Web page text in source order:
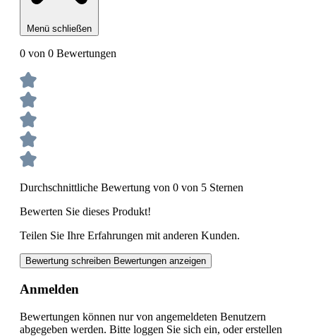
Menü schließen
0 von 0 Bewertungen
Durchschnittliche Bewertung von 0 von 5 Sternen
Bewerten Sie dieses Produkt!
Teilen Sie Ihre Erfahrungen mit anderen Kunden.
Bewertung schreiben Bewertungen anzeigen
Anmelden
Bewertungen können nur von angemeldeten Benutzern
abgegeben werden. Bitte loggen Sie sich ein, oder erstellen